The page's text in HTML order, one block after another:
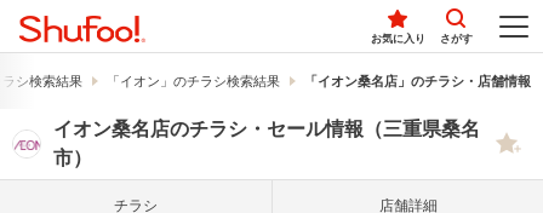
お気に入り さがす
シ検索結果 「イオン」のチラシ検索結果 「イオン桑名店」のチラシ・店舗情報
イオン桑名店のチラシ・セール情報（三重県桑名
市）
チラシ 店舗詳細